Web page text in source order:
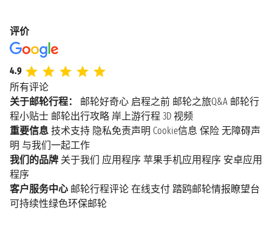
评价
4.9
所有评论
关于邮轮行程：
邮轮好奇心 启程之前 邮轮之旅Q&A 邮轮行
程小贴士 邮轮出行攻略 岸上游行程 3D 视频
重要信息 技术支持 隐私免责声明 Cookie信息 保险 无障碍声
明 与我们一起工作
我们的品牌 关于我们 应用程序 苹果手机应用程序 安卓应用
程序
客户服务中心 邮轮行程评论 在线支付 踏鸥邮轮情报瞭望台
可持续性绿色环保邮轮